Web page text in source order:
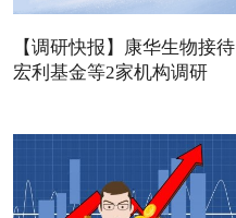
【调研快报】康华生物接待
宏利基金等2家机构调研